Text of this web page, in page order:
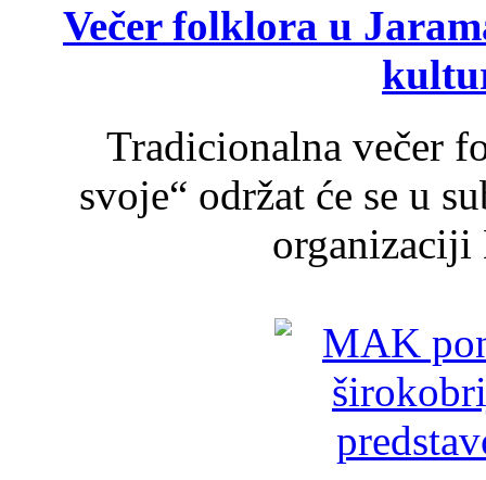
Večer folklora u
Tradicionalna večer
svoje“ održat će se u
organizaciji